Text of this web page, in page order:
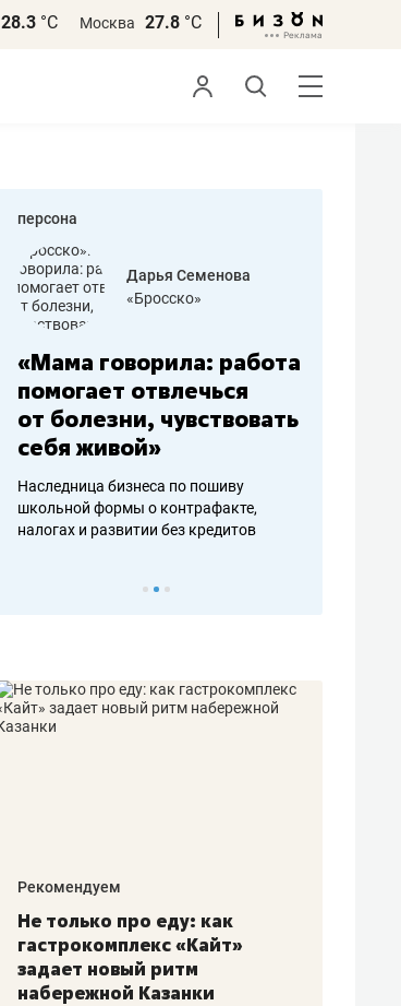
28.3 °С Москва 27.8 °С
персона
Дарья Семенова
«Бросско»
«Мама говорила: работа
помогает отвлечься
от болезни, чувствовать
себя живой»
Наследница бизнеса по пошиву
школьной формы о контрафакте,
налогах и развитии без кредитов
Рекомендуем
Не только про еду: как
гастрокомплекс «Кайт»
задает новый ритм
набережной Казанки